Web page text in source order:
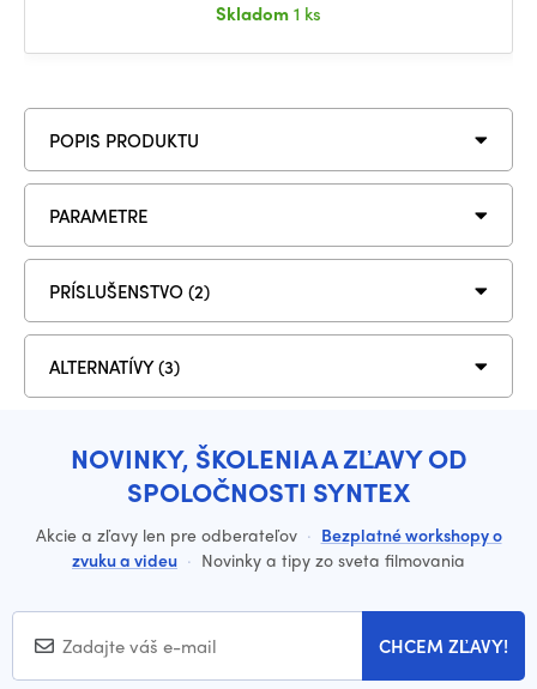
Skladom1 ks
POPIS PRODUKTU
PARAMETRE
PRÍSLUŠENSTVO (2)
ALTERNATÍVY (3)
NOVINKY, ŠKOLENIA A ZĽAVY OD
SPOLOČNOSTI SYNTEX
Akcie a zľavy len pre odberateľov · Bezplatné workshopy o
zvuku a videu · Novinky a tipy zo sveta filmovania
CHCEM ZĽAVY!